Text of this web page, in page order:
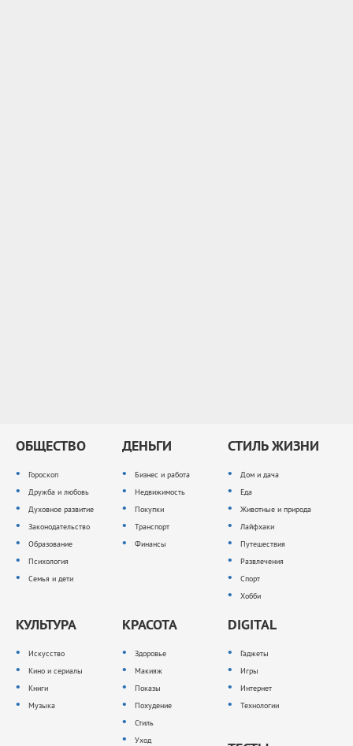
ОБЩЕСТВО
Гороскоп
Дружба и любовь
Духовное развитие
Законодательство
Образование
Психология
Семья и дети
ДЕНЬГИ
Бизнес и работа
Недвижимость
Покупки
Транспорт
Финансы
СТИЛЬ ЖИЗНИ
Дом и дача
Еда
Животные и природа
Лайфхаки
Путешествия
Развлечения
Спорт
Хобби
КУЛЬТУРА
Искусство
Кино и сериалы
Книги
Музыка
КРАСОТА
Здоровье
Макияж
Показы
Похудение
Стиль
Уход
DIGITAL
Гаджеты
Игры
Интернет
Технологии